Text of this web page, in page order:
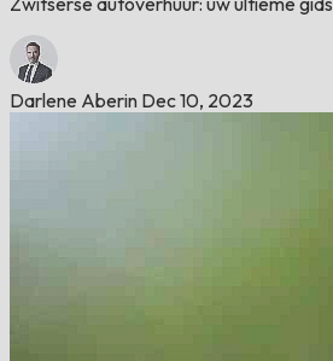
Darlene Aberin Dec 10, 2023